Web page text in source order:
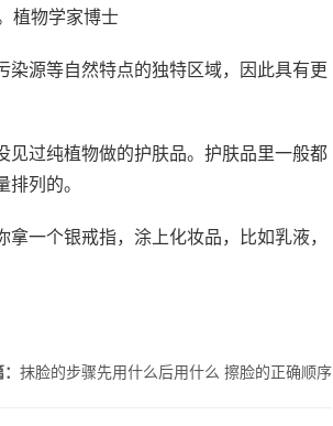
植物学家博士
源等自然特点的独特区域，因此具有更
见过纯植物做的护肤品。护肤品里一般都
列的。
一个银戒指，涂上化妆品，比如乳液，
抹脸的步骤先用什么后用什么 擦脸的正确顺序